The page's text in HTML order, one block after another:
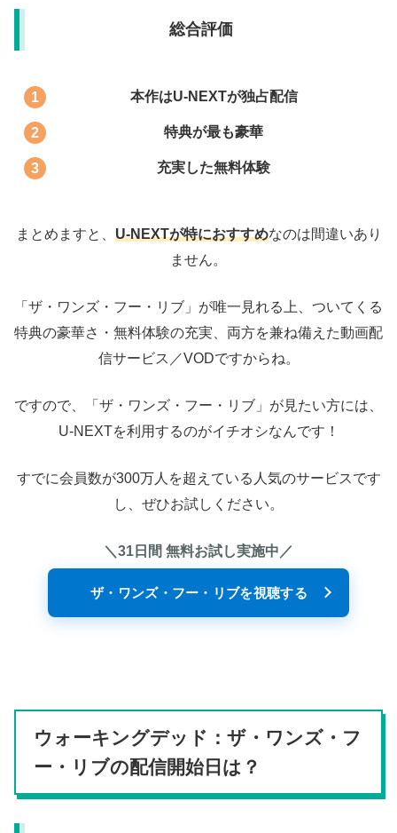
総合評価
本作はU-NEXTが独占配信
特典が最も豪華
充実した無料体験
まとめますと、 U-NEXTが特におすすめなのは間違いあり
ません。
「ザ・ワンズ・フー・リブ」が唯一見れる上、ついてくる
特典の豪華さ・無料体験の充実、両方を兼ね備えた動画配
信サービス／VODですからね。
ですので、「ザ・ワンズ・フー・リブ」が見たい方には、
U-NEXTを利用するのがイチオシなんです！
すでに会員数が300万人を超えている人気のサービスです
し、ぜひお試しください。
＼31日間 無料お試し実施中／
ザ・ワンズ・フー・リブを視聴する
ウォーキングデッド：ザ・ワンズ・フ
ー・リブの配信開始日は？